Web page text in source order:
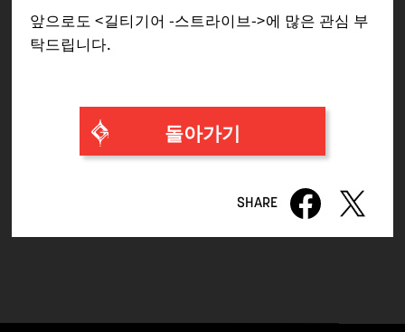
앞으로도 <길티기어 -스트라이브->에 많은 관심 부
탁드립니다.
돌아가기